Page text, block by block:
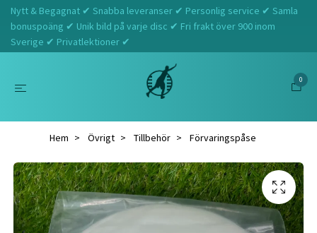
Nytt & Begagnat ✔ Snabba leveranser ✔ Personlig service ✔ Samla
bonuspoäng ✔ Unik bild på varje disc ✔ Fri frakt över 900 inom
Sverige ✔ Privatlektioner ✔
0
Hem Övrigt Tillbehör Förvaringspåse